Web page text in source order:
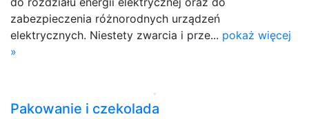
zabezpieczenia różnorodnych urządzeń
elektrycznych. Niestety zwarcia i prze... pokaż więcej
»
Pakowanie i czekolada